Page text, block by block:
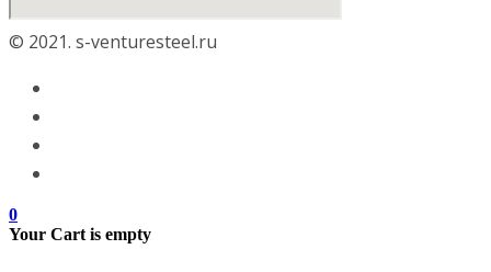
© 2021. s-venturesteel.ru
0
Your Cart is empty